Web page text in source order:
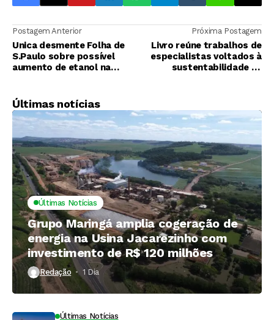
Postagem Anterior
Unica desmente Folha de
S.Paulo sobre possível
aumento de etanol na
Próxima Postagem
Livro reúne trabalhos de
especialistas voltados à
sustentabilidade na
Últimas notícias
Últimas Notícias
Grupo Maringá amplia cogeração de
energia na Usina Jacarezinho com
investimento de R$ 120 milhões
Redação 1 Dia ⁮
Últimas Notícias